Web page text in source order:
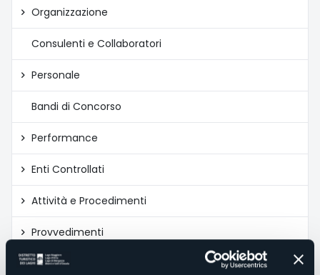
Organizzazione
Consulenti e Collaboratori
Personale
Bandi di Concorso
Performance
Enti Controllati
Attività e Procedimenti
Provvedimenti
Bandi di gara e contratti